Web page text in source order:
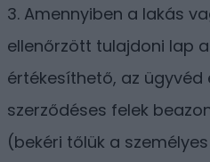
3. Amennyiben a lakás
ellenőrzött tulajdoni lap
értékesíthető, az ügyvéd
szerződéses felek
(bekéri tőlük a